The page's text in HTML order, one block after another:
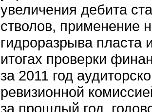
увеличения дебита
стволов, применение
гидроразрыва
итогах проверки
за 2011 год
ревизионной
за прошлый год,